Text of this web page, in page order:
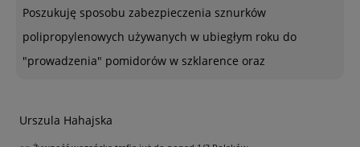
Poszukuję sposobu zabezpieczenia sznurków
polipropylenowych używanych w ubiegłym roku do
"prowadzenia" pomidorów w szklarence oraz
Urszula Hahajska